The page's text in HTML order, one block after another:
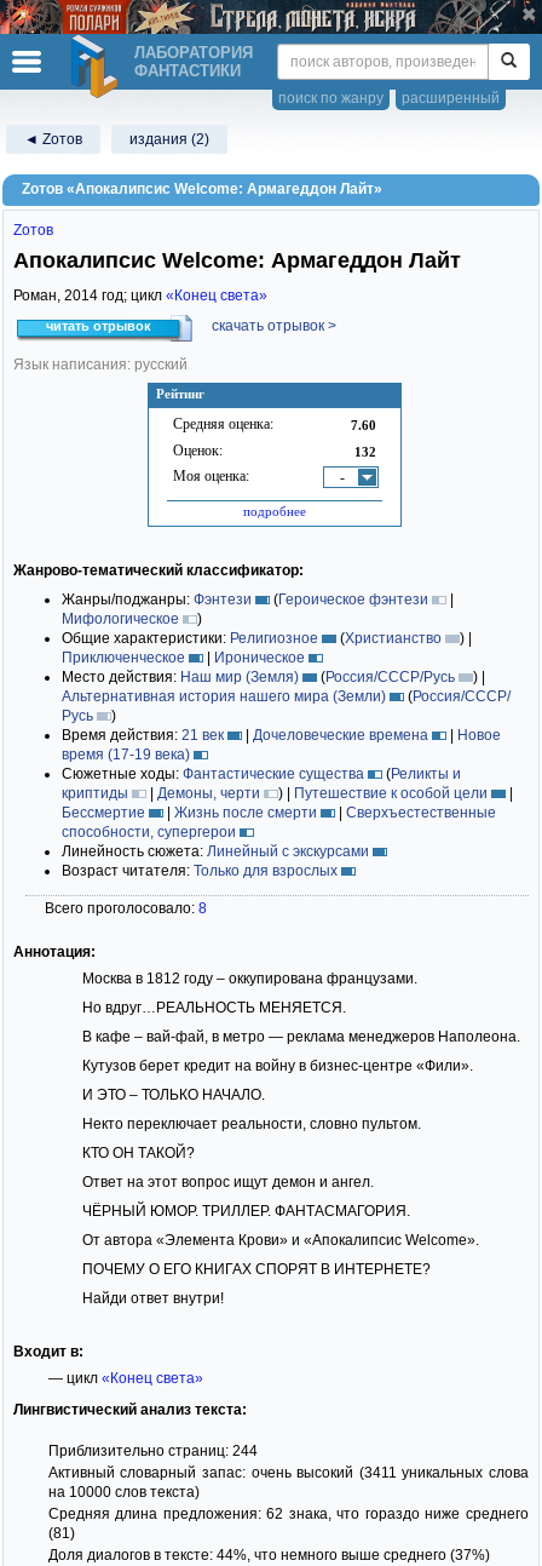
ЛАБОРАТОРИЯ
ФАНТАСТИКИ
расширенный
поиск по жанру
◄ Zотов издания (2)
Zотов «Апокалипсис Welcome: Армагеддон Лайт»
Рейтинг
Средняя оценка: 7.60
Оценок: 132
Моя оценка: -
подробнее
Zотов
Апокалипсис Welcome: Армагеддон Лайт
Роман, 2014 год; цикл «Конец света»
читать отрывок скачать отрывок >
Язык написания: русский
Жанрово-тематический классификатор:
Жанры/поджанры: Фэнтези (Героическое фэнтези
|
Мифологическое
)
Общие характеристики: Религиозное (Христианство ) |
Приключенческое
| Ироническое
Место действия: Наш мир (Земля) (Россия/СССР/Русь ) |
Альтернативная история нашего мира (Земли)
(Россия/СССР/
Русь
)
Время действия: 21 век | Дочеловеческие времена | Новое
время (17-19 века)
Сюжетные ходы: Фантастические существа (Реликты и
криптиды
| Демоны, черти ) | Путешествие к особой цели
|
Бессмертие
| Жизнь после смерти | Сверхъестественные
способности, супергерои
Линейность сюжета: Линейный с экскурсами
Возраст читателя: Только для взрослых
Всего проголосовало: 8
Аннотация:
Москва в 1812 году – оккупирована французами.
Но вдруг…РЕАЛЬНОСТЬ МЕНЯЕТСЯ.
В кафе – вай-фай, в метро — реклама менеджеров Наполеона.
Кутузов берет кредит на войну в бизнес-центре «Фили».
И ЭТО – ТОЛЬКО НАЧАЛО.
Некто переключает реальности, словно пультом.
КТО ОН ТАКОЙ?
Ответ на этот вопрос ищут демон и ангел.
ЧЁРНЫЙ ЮМОР. ТРИЛЛЕР. ФАНТАСМАГОРИЯ.
От автора «Элемента Крови» и «Апокалипсис Welcome».
ПОЧЕМУ О ЕГО КНИГАХ СПОРЯТ В ИНТЕРНЕТЕ?
Найди ответ внутри!
Входит в:
— цикл «Конец света»
Лингвистический анализ текста:
Приблизительно страниц: 244
Активный словарный запас: очень высокий (3411 уникальных слова
на 10000 слов текста)
Средняя длина предложения: 62 знака, что гораздо ниже среднего
(81)
Доля диалогов в тексте: 44%, что немного выше среднего (37%)